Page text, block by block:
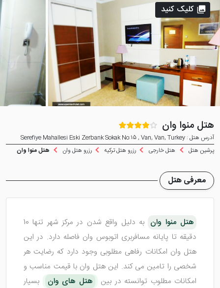
هتل منوا وان
آدرس هتل : Serefiye Mahallesi Eski Zerbank Sokak No:15 , Van, Van, Turkey
پرشین هتل
هتل خارجی رزرو هتل ترکیه رزرو هتل وان هتل منوا وان
کلیک کنید
معرفی هتل
هتل منوا وان
به دلیل واقع شدن در مرکز شهر تنها 10
دقیقه تا پایانه مسافربری اتوبوس وان فاصله دارد. در این
هتل وان امکانات رفاهی مطلوبی وجود دارد که رضایت هر
شخصی را تامین می کند. این هتل وان با قیمت مناسب و
امکانات مطلوب توانسته در بین
هتل های وان
بسیار